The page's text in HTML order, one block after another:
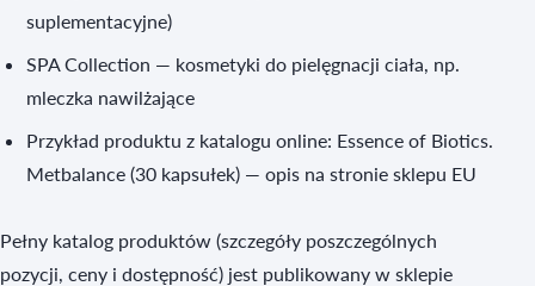
suplementacyjne)
SPA Collection — kosmetyki do pielęgnacji ciała, np.
mleczka nawilżające
Przykład produktu z katalogu online: Essence of Biotics.
Metbalance (30 kapsułek) — opis na stronie sklepu EU
Pełny katalog produktów (szczegóły poszczególnych
pozycji, ceny i dostępność) jest publikowany w sklepie